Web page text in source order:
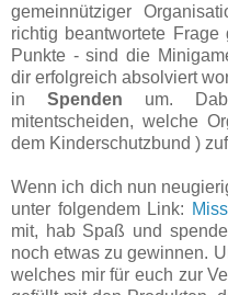
gemeinnütziger
richtig beantwortete
Punkte - sind die
dir erfolgreich absolviert
inSpenden um.
mitentscheiden, welche
dem Kinderschutzbund )
Wenn ich dich nun
unter folgendem Link:
mit, hab Spaß und
noch etwas zu gewinnen.
welches mir für euch zur